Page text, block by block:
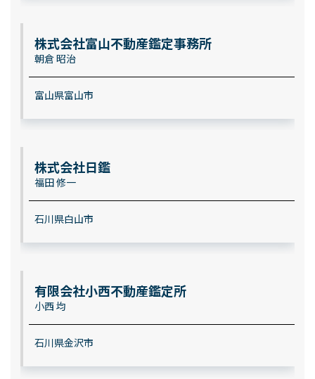
株式会社富山不動産鑑定事務所
朝倉 昭治
富山県富山市
株式会社日鑑
福田 修一
石川県白山市
有限会社小西不動産鑑定所
小西 均
石川県金沢市